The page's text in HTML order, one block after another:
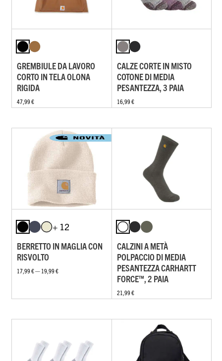
GREMBIULE DA LAVORO
CORTO IN TELA OLONA
RIGIDA
47,99 €
CALZE CORTE IN MISTO
COTONE DI MEDIA
PESANTEZZA, 3 PAIA
16,99 €
+ 12
BERRETTO IN MAGLIA CON
RISVOLTO
17,99 € — 19,99 €
CALZINI A METÀ
POLPACCIO DI MEDIA
PESANTEZZA CARHARTT
FORCE™, 2 PAIA
21,99 €